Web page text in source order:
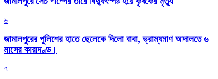
৬
জামালপুরের পুলিশের হাতে ছেলেকে দিলো বাবা, ভ্রাম্যমাণ আদালতে ৬
মাসের কারাদণ্ড।
৭